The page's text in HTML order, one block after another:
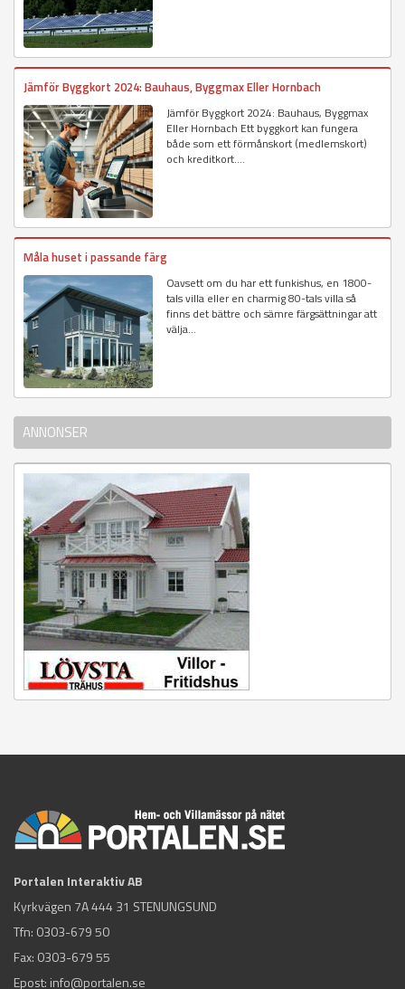
Jämför Byggkort 2024: Bauhaus, Byggmax Eller Hornbach
Jämför Byggkort 2024: Bauhaus, Byggmax
Eller Hornbach Ett byggkort kan fungera
både som ett förmånskort (medlemskort)
och kreditkort....
Måla huset i passande färg
Oavsett om du har ett funkishus, en 1800-
tals villa eller en charmig 80-tals villa så
finns det bättre och sämre färgsättningar att
välja...
ANNONSER
Portalen Interaktiv AB
Kyrkvägen 7A 444 31 STENUNGSUND
Tfn: 0303-679 50
Fax: 0303-679 55
Epost: info@portalen.se